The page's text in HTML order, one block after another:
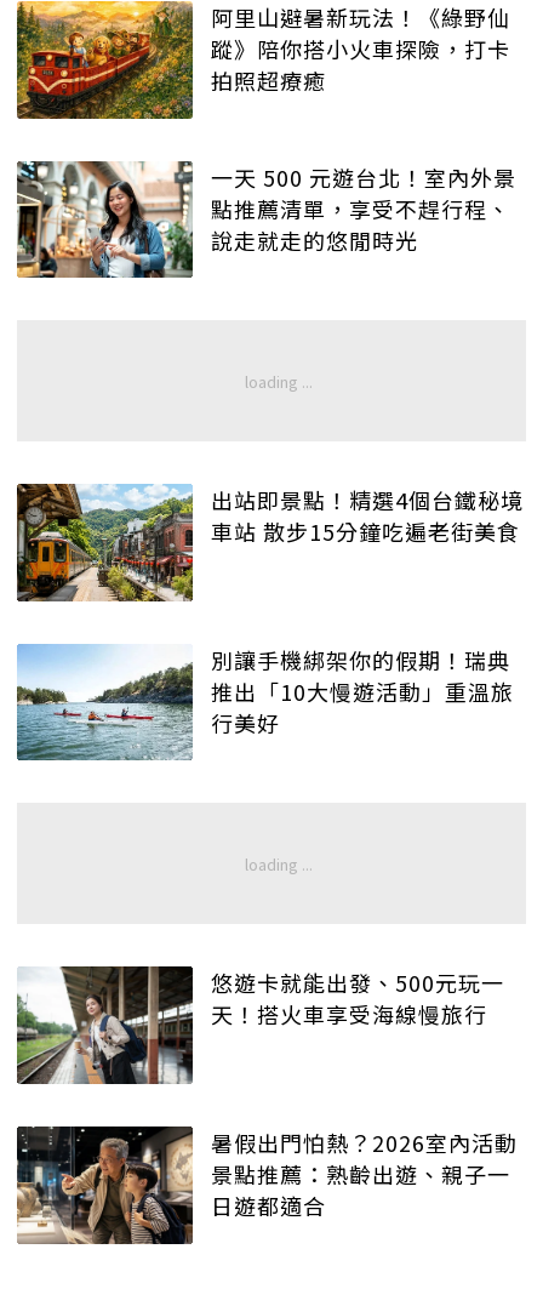
阿里山避暑新玩法！《綠野仙
蹤》陪你搭小火車探險，打卡
拍照超療癒
一天 500 元遊台北！室內外景
點推薦清單，享受不趕行程、
說走就走的悠閒時光
出站即景點！精選4個台鐵秘境
車站 散步15分鐘吃遍老街美食
別讓手機綁架你的假期！瑞典
推出「10大慢遊活動」重溫旅
行美好
悠遊卡就能出發、500元玩一
天！搭火車享受海線慢旅行
暑假出門怕熱？2026室內活動
景點推薦：熟齡出遊、親子一
日遊都適合